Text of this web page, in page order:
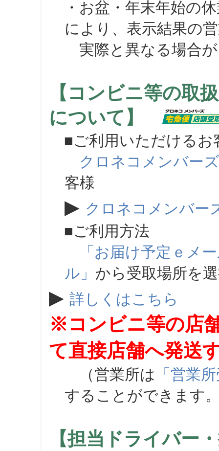
・お盆・年末年始の
により、表示結果の
実際と異なる場合が
【コンビニ等の取
について】
■ご利用いただけるお
クロネコメンバーズ
客様
▶ クロネコメンバー
■ご利用方法
「お届け予定ｅメ
ル」 から受取場所を
▶ 詳しくはこちら
※コンビニ等の店
て直接店舗へ発送
（営業所は 「営業
することができます
【担当ドライバー